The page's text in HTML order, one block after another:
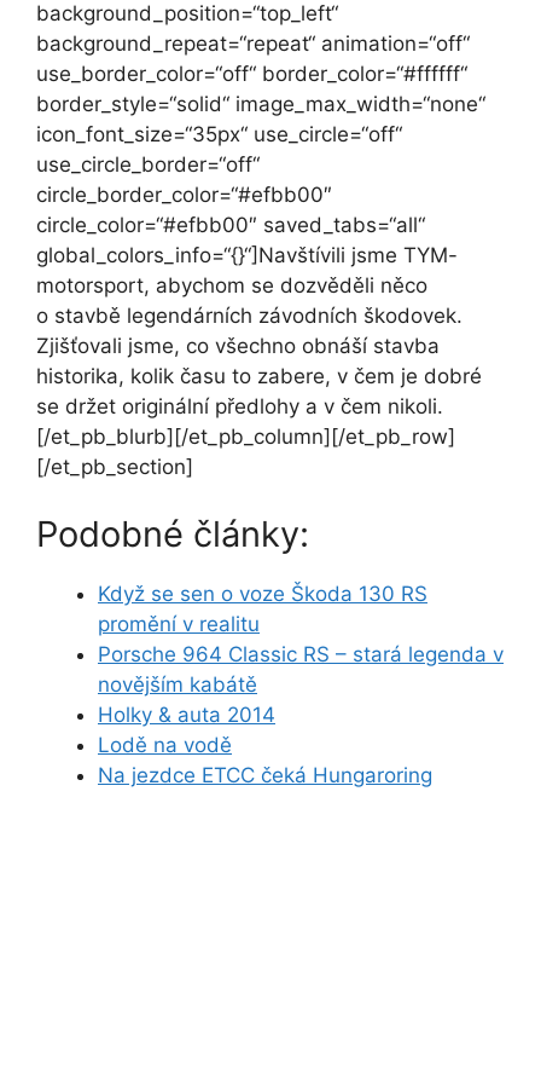
background_position=“top_left“
background_repeat=“repeat“ animation=“off“
use_border_color=“off“ border_color=“#ffffff“
border_style=“solid“ image_max_width=“none“
icon_font_size=“35px“ use_circle=“off“
use_circle_border=“off“
circle_border_color=“#efbb00″
circle_color=“#efbb00″ saved_tabs=“all“
global_colors_info=“{}“]Navštívili jsme TYM-
motorsport, abychom se dozvěděli něco
o stavbě legendárních závodních škodovek.
Zjišťovali jsme, co všechno obnáší stavba
historika, kolik času to zabere, v čem je dobré
se držet originální předlohy a v čem nikoli.
[/et_pb_blurb][/et_pb_column][/et_pb_row]
[/et_pb_section]
Podobné články:
Když se sen o voze Škoda 130 RS
promění v realitu
Porsche 964 Classic RS – stará legenda v
novějším kabátě
Holky & auta 2014
Lodě na vodě
Na jezdce ETCC čeká Hungaroring